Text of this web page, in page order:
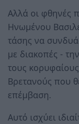
Αλλά οι φθηνές
Ηνωμένου
τάσης να
με διακοπές -
τους
Βρετανούς που
επέμβαση.
Αυτό ισχύει